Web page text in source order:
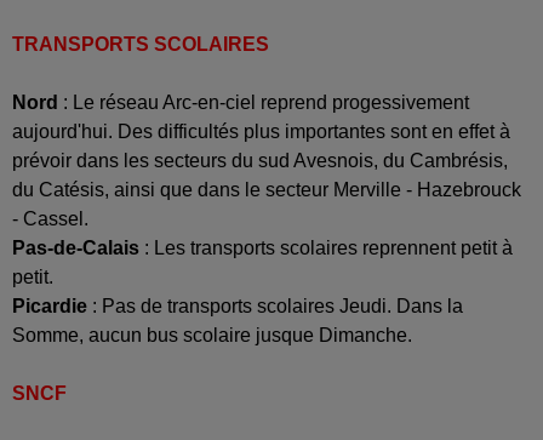
TRANSPORTS SCOLAIRES
Nord : Le réseau Arc-en-ciel reprend progessivement
aujourd'hui. Des difficultés plus importantes sont en effet à
prévoir dans les secteurs du sud Avesnois, du Cambrésis,
du Catésis, ainsi que dans le secteur Merville - Hazebrouck
- Cassel.
Pas-de-Calais : Les transports scolaires reprennent petit à
petit.
Picardie : Pas de transports scolaires Jeudi. Dans la
Somme, aucun bus scolaire jusque Dimanche.
SNCF